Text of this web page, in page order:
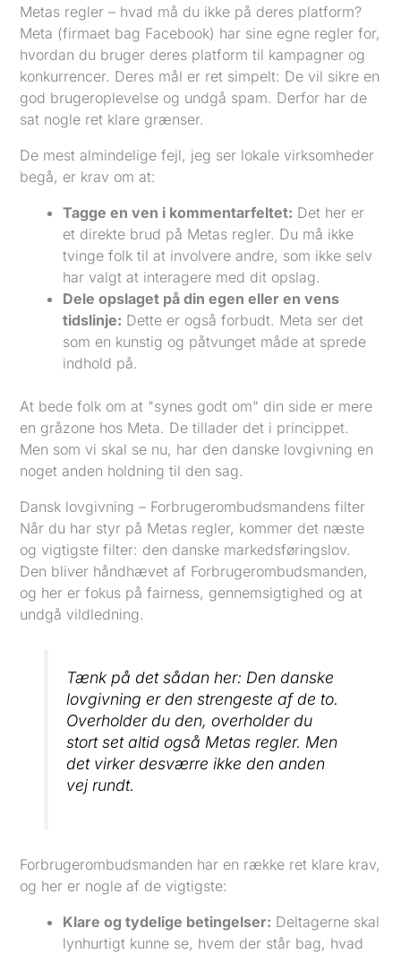
Metas regler – hvad må du ikke på deres platform?
Meta (firmaet bag Facebook) har sine egne regler for,
hvordan du bruger deres platform til kampagner og
konkurrencer. Deres mål er ret simpelt: De vil sikre en
god brugeroplevelse og undgå spam. Derfor har de
sat nogle ret klare grænser.
De mest almindelige fejl, jeg ser lokale virksomheder
begå, er krav om at:
Tagge en ven i kommentarfeltet: Det her er
et direkte brud på Metas regler. Du må ikke
tvinge folk til at involvere andre, som ikke selv
har valgt at interagere med dit opslag.
Dele opslaget på din egen eller en vens
tidslinje: Dette er også forbudt. Meta ser det
som en kunstig og påtvunget måde at sprede
indhold på.
At bede folk om at "synes godt om" din side er mere
en gråzone hos Meta. De tillader det i princippet.
Men som vi skal se nu, har den danske lovgivning en
noget anden holdning til den sag.
Dansk lovgivning – Forbrugerombudsmandens filter
Når du har styr på Metas regler, kommer det næste
og vigtigste filter: den danske markedsføringslov.
Den bliver håndhævet af Forbrugerombudsmanden,
og her er fokus på fairness, gennemsigtighed og at
undgå vildledning.
Tænk på det sådan her: Den danske
lovgivning er den strengeste af de to.
Overholder du den, overholder du
stort set altid også Metas regler. Men
det virker desværre ikke den anden
vej rundt.
Forbrugerombudsmanden har en række ret klare krav,
og her er nogle af de vigtigste:
Klare og tydelige betingelser: Deltagerne skal
lynhurtigt kunne se, hvem der står bag, hvad